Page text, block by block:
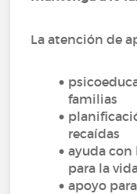
La atención de
familias
recaídas
ayuda con
para la
apoyo